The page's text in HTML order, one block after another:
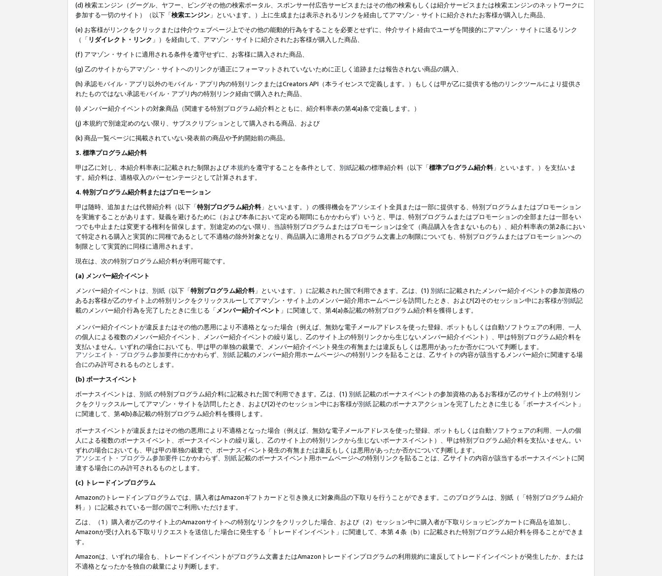
(d) 検索エンジン（グーグル、ヤフー、ビングその他の検索ポータル、スポンサー付広告サービスまたはその他の検索もしくは紹介サービスまたは検索エンジンのネットワークに
参加する一切のサイト）（以下「検索エンジン 」といいます。）上に生成または表示されるリンクを経由してアマゾン・サイトに紹介されたお客様が購入した商品、
(e) お客様がリンクをクリックまたは仲介ウェブページ上でその他の能動的行為をすることを必要とせずに、仲介サイト経由でユーザを間接的にアマゾン・サイトに送るリンク
（「 リダイレクト・リンク 」）を経由して、アマゾン・サイトに紹介されたお客様が購入した商品、
(f) アマゾン・サイトに適用される条件を遵守せずに、お客様に購入された商品、
(g) 乙のサイトからアマゾン・サイトへのリンクが適正にフォーマットされていないために正しく追跡または報告されない商品の購入、
(h) 承認モバイル・アプリ以外のモバイル・アプリ内の特別リンクまたはCreators API（本ライセンスで定義します。）もしくは甲が乙に提供する他のリンクツールにより提供さ
れたものではない承認モバイル・アプリ内の特別リンク経由で購入された商品、
(i) メンバー紹介イベントの対象商品（関連する特別プログラム紹介料とともに、紹介料率表の第4(a)条で定義します。）
(j) 本規約で別途定めのない限り、サブスクリプションとして購入される商品、および
(k) 商品一覧ページに掲載されていない発表前の商品や予約開始前の商品。
3. 標準プログラム紹介料
甲は乙に対し、本紹介料率表に記載された制限および本規約を遵守することを条件として、 別紙記載の標準紹介料（以下「標準プログラム紹介料」といいます。）を支払いま
す。紹介料は、適格収入のパーセンテージとして計算されます。
4. 特別プログラム紹介料またはプロモーション
甲は随時、追加または代替紹介料（以下「特別プログラム紹介料」といいます。）の獲得機会をアソシエイト全員または一部に提供する、特別プログラムまたはプロモーション
を実施することがあります。疑義を避けるために（および本条において定める期間にもかかわらず）いうと、甲は、特別プログラムまたはプロモーションの全部または一部をい
つでも中止または変更する権利を留保します。別途定めのない限り、当該特別プログラムまたはプロモーションは全て（商品購入を含まないものも）、紹介料率表の第2条におい
て特定される購入と実質的に同種であるとして不適格の除外対象となり、商品購入に適用されるプログラム文書上の制限についても、特別プログラムまたはプロモーションへの
制限として実質的に同様に適用されます。
現在は、次の特別プログラム紹介料が利用可能です。
(a) メンバー紹介イベント
メンバー紹介イベントは、 別紙 （以下「特別プログラム紹介料」といいます。）に記載された国で利用できます。乙は、(1) 別紙に記載されたメンバー紹介イベントの参加資格の
あるお客様が乙のサイト上の特別リンクをクリックスルーしてアマゾン・サイト上のメンバー紹介用ホームページを訪問したとき、および(2)そのセッション中にお客様が別紙記
載のメンバー紹介行為を完了したときに生じる「 メンバー紹介イベント 」に関連して、第4(a)条記載の特別プログラム紹介料を獲得します。
メンバー紹介イベントが違反またはその他の悪用により不適格となった場合（例えば、無効な電子メールアドレスを使った登録、ボットもしくは自動ソフトウェアの利用、一人
の個人による複数のメンバー紹介イベント、メンバー紹介イベントの繰り返し、乙のサイト上の特別リンクから生じないメンバー紹介イベント）、甲は特別プログラム紹介料を
支払いません。いずれの場合においても、甲は甲の単独の裁量で、メンバー紹介イベント発生の有無または違反もしくは悪用があったか否かについて判断します。
アソシエイト・プログラム参加要件にかかわらず、 別紙記載のメンバー紹介用ホームページへの特別リンクを貼ることは、乙サイトの内容が該当するメンバー紹介に関連する場
合にのみ許可されるものとします。
(b) ボーナスイベント
ボーナスイベントは、 別紙の特別プログラム紹介料に記載された国で利用できます。乙は、(1) 別紙記載のボーナスイベントの参加資格のあるお客様が乙のサイト上の特別リン
クをクリックスルーしてアマゾン・サイトを訪問したとき、および(2)そのセッション中にお客様が別紙記載のボーナスアクションを完了したときに生じる「ボーナスイベント」
に関連して、第4(b)条記載の特別プログラム紹介料を獲得します。
ボーナスイベントが違反またはその他の悪用により不適格となった場合（例えば、無効な電子メールアドレスを使った登録、ボットもしくは自動ソフトウェアの利用、一人の個
人による複数のボーナスイベント、ボーナスイベントの繰り返し、乙のサイト上の特別リンクから生じないボーナスイベント）、甲は特別プログラム紹介料を支払いません。い
ずれの場合においても、甲は甲の単独の裁量で、ボーナスイベント発生の有無または違反もしくは悪用があったか否かについて判断します。
アソシエイト・プログラム参加要件 にかかわらず、 別紙記載のボーナスイベント用ホームページへの特別リンクを貼ることは、乙サイトの内容が該当するボーナスイベントに関
連する場合にのみ許可されるものとします。
(c) トレードインプログラム
Amazonのトレードインプログラムでは、購入者はAmazonギフトカードと引き換えに対象商品の下取りを行うことができます。このプログラムは、別紙（「特別プログラム紹介
料」）に記載されている一部の国でご利用いただけます。
乙は、（1）購入者が乙のサイト上のAmazonサイトへの特別なリンクをクリックした場合、および（2）セッション中に購入者が下取りショッピングカートに商品を追加し、
Amazonが受け入れる下取りリクエストを送信した場合に発生する「トレードインイベント」に関連して、本第 4 条（b）に記載された特別プログラム紹介料を得ることができま
す。
Amazonは、いずれの場合も、トレードインイベントがプログラム文書またはAmazonトレードインプログラムの利用規約に違反してトレードインイベントが発生したか、または
不適格となったかを独自の裁量により判断します。